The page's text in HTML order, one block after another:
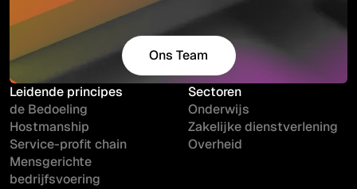
Ons Team
Maak kennis
Leidende principes
de Bedoeling
Hostmanship
Service-profit chain
Mensgerichte
bedrijfsvoering
Sectoren
Onderwijs
Zakelijke dienstverlening
Overheid